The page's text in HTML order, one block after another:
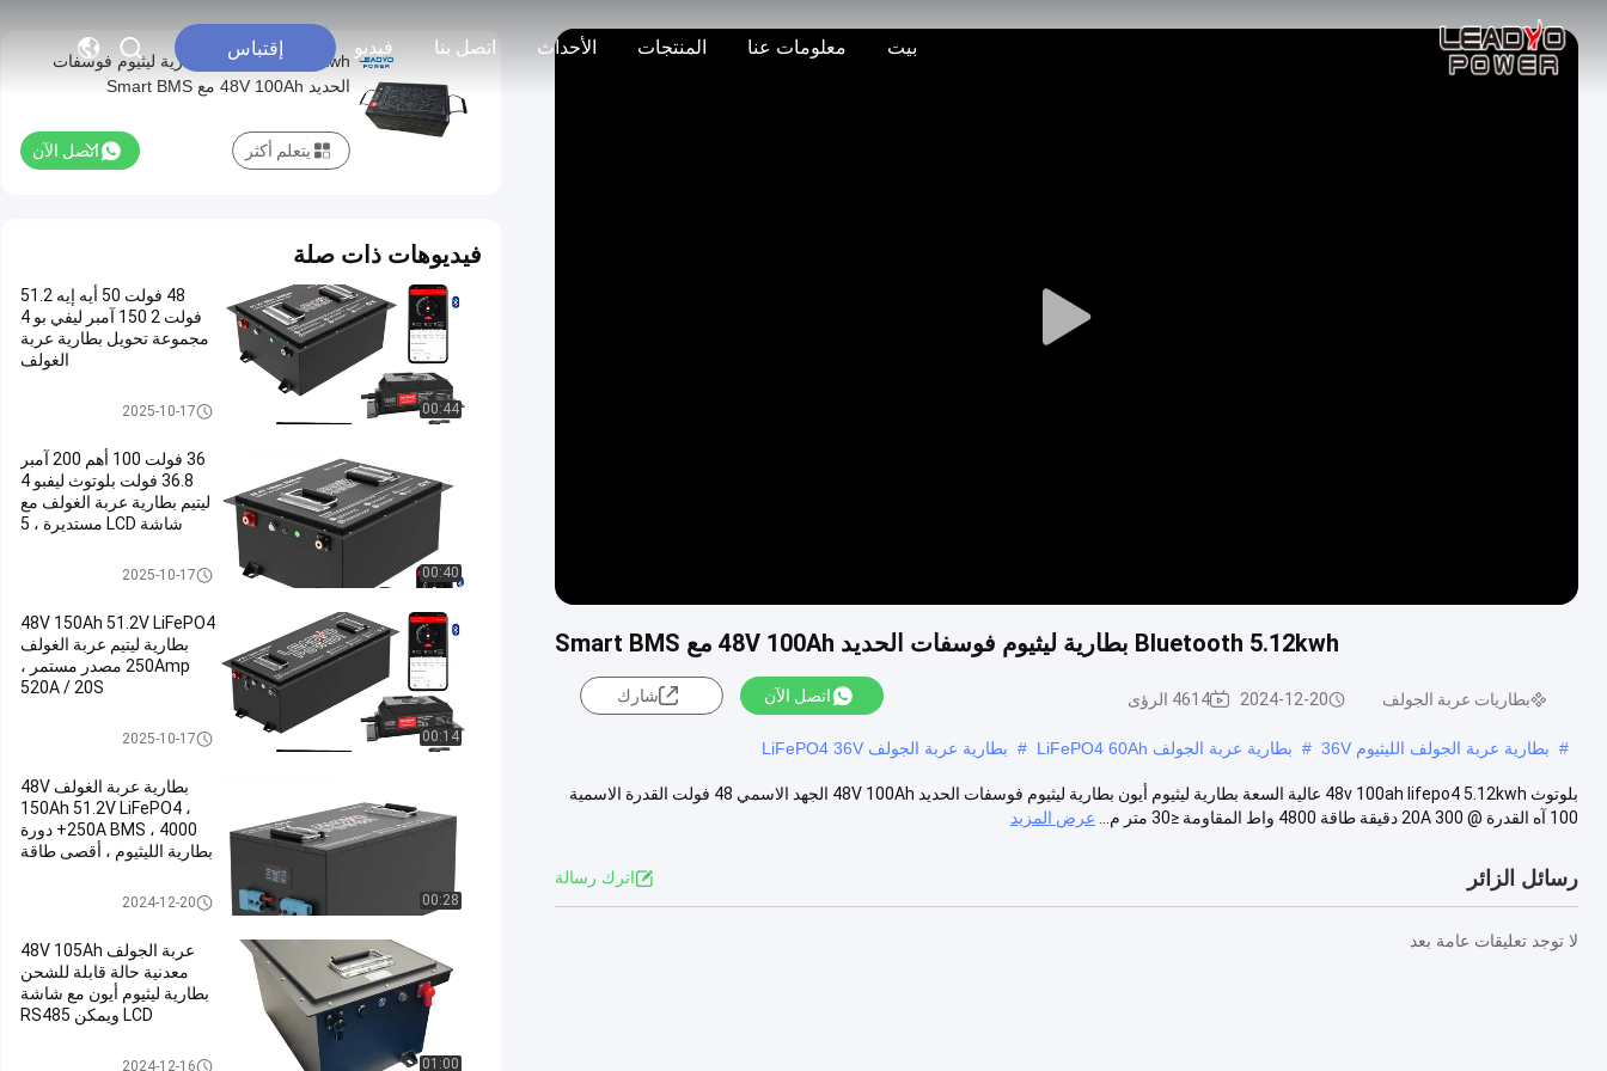
بيت معلومات عنا المنتجات الأحداث اتصل بنا فيديو إقتباس
Play
Bluetooth 5.12kwh بطارية ليثيوم فوسفات الحديد 48V 100Ah مع Smart BMS
بطاريات عربة الجولف 2024-12-20 4614 الرؤى اتصل الآن شارك
# بطارية عربة الجولف الليثيوم 36V # بطارية عربة الجولف LiFePO4 60Ah # بطارية عربة الجولف LiFePO4 36V
بلوتوث 48v 100ah lifepo4 5.12kwh عالية السعة بطارية ليثيوم أيون بطارية ليثيوم فوسفات الحديد 48V 100Ah الجهد الاسمي 48 فولت القدرة الاسمية
100 آه القدرة @ 20A 300 دقيقة طاقة 4800 واط المقاومة ≤30 متر م...
عرض المزيد
رسائل الزائر اترك رسالة
لا توجد تعليقات عامة بعد
Bluetooth 5.12kwh بطارية ليثيوم فوسفات
الحديد 48V 100Ah مع Smart BMS
اتصل الآن يتعلم أكثر
فيديوهات ذات صلة
00:44
48 فولت 50 أيه إيه 51.2
فولت 2 150 آمبر ليفي بو 4
مجموعة تحويل بطارية عربة
الغولف
بطاريات عربة الجولف2025-10-17
00:40
36 فولت 100 أهم 200 آمبر
36.8 فولت بلوتوث ليفبو 4
ليتيم بطارية عربة الغولف مع
شاشة LCD مستديرة ، 5
بطاريات عربة الجولف2025-10-17
00:14
48V 150Ah 51.2V LiFePO4
بطارية ليتيم عربة الغولف
250Amp مصدر مستمر ،
520A / 20S
بطاريات عربة الجولف2025-10-17
00:28
بطارية عربة الغولف 48V
150Ah 51.2V LiFePO4 ،
250A BMS ، 4000+ دورة
بطارية الليثيوم ، أقصى طاقة
بطاريات عربة الجولف2024-12-20
01:00
عربة الجولف 48V 105Ah
معدنية حالة قابلة للشحن
بطارية ليثيوم أيون مع شاشة
LCD ويمكن RS485
بطاريات عربة الجولف2024-12-16